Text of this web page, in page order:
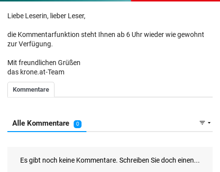
Liebe Leserin, lieber Leser,
die Kommentarfunktion steht Ihnen ab 6 Uhr wieder wie gewohnt
zur Verfügung.
Mit freundlichen Grüßen
das krone.at-Team